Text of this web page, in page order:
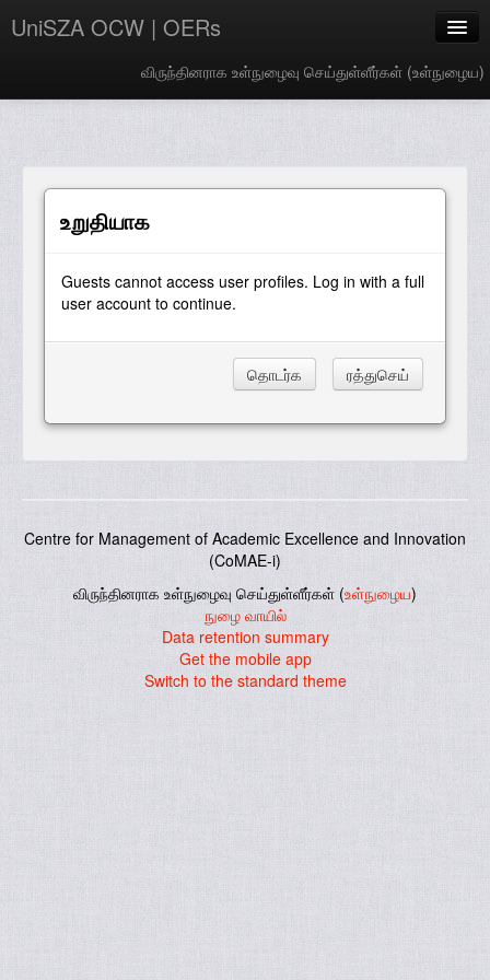
UniSZA OCW | OERs
விருந்தினராக உள்நுழைவு செய்துள்ளீர்கள் (உள்நுழைய)
Tamil ‎(ta)‎
உறுதியாக
Guests cannot access user profiles. Log in with a full
user account to continue.
Centre for Management of Academic Excellence and Innovation
(CoMAE-i)
விருந்தினராக உள்நுழைவு செய்துள்ளீர்கள் (உள்நுழைய)
நுழை வாயில்
Data retention summary
Get the mobile app
Switch to the standard theme